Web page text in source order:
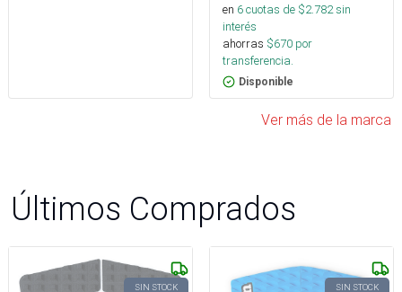
en 6cuotas de $2.782sin
interés
ahorras $670 por
transferencia.
Disponible
Ver más de la marca
Últimos Comprados
SIN STOCK SIN STOCK